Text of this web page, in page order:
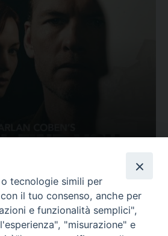
Carcere...
tecnologie simili per
il tuo consenso, anche per
e funzionalità semplici",
"misurazione" e